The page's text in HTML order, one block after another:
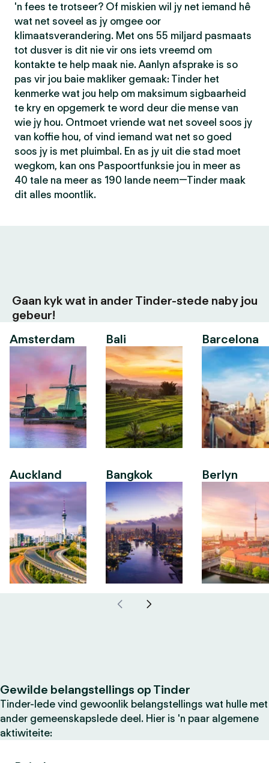
'n fees te trotseer? Of miskien wil jy net iemand hê
wat net soveel as jy omgee oor
klimaatsverandering. Met ons 55 miljard pasmaats
tot dusver is dit nie vir ons iets vreemd om
kontakte te help maak nie. Aanlyn afsprake is so
pas vir jou baie makliker gemaak: Tinder het
kenmerke wat jou help om maksimum sigbaarheid
te kry en opgemerk te word deur die mense van
wie jy hou. Ontmoet vriende wat net soveel soos jy
van koffie hou, of vind iemand wat net so goed
soos jy is met pluimbal. En as jy uit die stad moet
wegkom, kan ons Paspoortfunksie jou in meer as
40 tale na meer as 190 lande neem—Tinder maak
dit alles moontlik.
Gaan kyk wat in ander Tinder-stede naby jou
gebeur!
Amsterdam
Auckland
Bali
Bangkok
Barcelona
Berlyn
Gewilde belangstellings op Tinder
Tinder-lede vind gewoonlik belangstellings wat hulle met
ander gemeenskapslede deel. Hier is 'n paar algemene
aktiwiteite: